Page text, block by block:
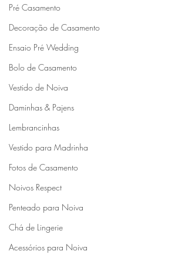
Pré Casamento
Decoração de Casamento
Ensaio Pré Wedding
Bolo de Casamento
Vestido de Noiva
Daminhas & Pajens
Lembrancinhas
Vestido para Madrinha
Fotos de Casamento
Noivos Respect
Penteado para Noiva
Chá de Lingerie
Acessórios para Noiva